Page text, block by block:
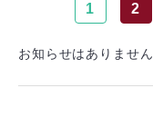
1 2
お知らせはありません